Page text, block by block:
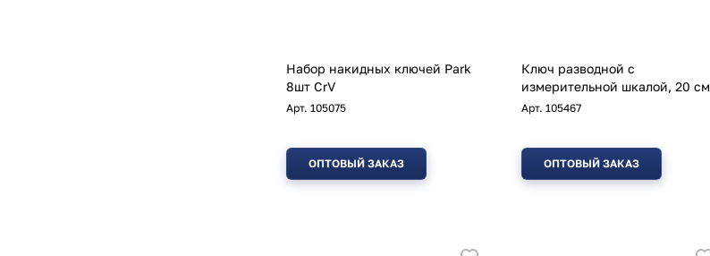
Набор накидных ключей Park
8шт CrV
Арт. 105075
ОПТОВЫЙ ЗАКАЗ
Ключ разводной с
измерительной шкалой, 20 см
Арт. 105467
ОПТОВЫЙ ЗАКАЗ